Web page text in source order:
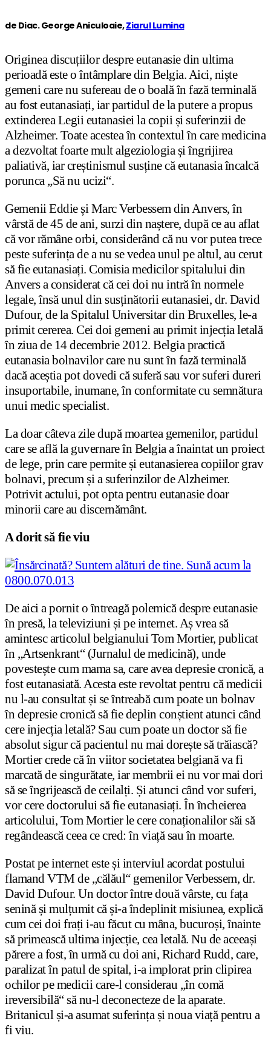
de Diac. George Aniculoaie,Ziarul Lumina
Originea discuțiilor despre eutanasie din ultima
perioadă este o întâmplare din Belgia. Aici, niște
gemeni care nu sufereau de o boală în fază terminală
au fost eutanasiați, iar partidul de la putere a propus
extinderea Legii eutanasiei la copii și suferinzii de
Alzheimer. Toate acestea în contextul în care medicina
a dezvoltat foarte mult algeziologia și îngrijirea
paliativă, iar creștinismul susține că eutanasia încalcă
porunca „Să nu ucizi“.
Gemenii Eddie și Marc Verbessem din Anvers, în
vârstă de 45 de ani, surzi din naștere, după ce au aflat
că vor rămâne orbi, considerând că nu vor putea trece
peste suferința de a nu se vedea unul pe altul, au cerut
să fie eutanasiați. Comisia medicilor spitalului din
Anvers a considerat că cei doi nu intră în normele
legale, însă unul din susținătorii eutanasiei, dr. David
Dufour, de la Spitalul Universitar din Bruxelles, le-a
primit cererea. Cei doi gemeni au primit injecția letală
în ziua de 14 decembrie 2012. Belgia practică
eutanasia bolnavilor care nu sunt în fază terminală
dacă aceștia pot dovedi că suferă sau vor suferi dureri
insuportabile, inumane, în conformitate cu semnătura
unui medic specialist.
La doar câteva zile după moartea gemenilor, partidul
care se află la guvernare în Belgia a înaintat un proiect
de lege, prin care permite și eutanasierea copiilor grav
bolnavi, precum și a suferinzilor de Alzheimer.
Potrivit actului, pot opta pentru eutanasie doar
minorii care au discernământ.
A dorit să fie viu
De aici a pornit o întreagă polemică despre eutanasie
în presă, la televiziuni și pe internet. Aș vrea să
amintesc articolul belgianului Tom Mortier, publicat
în „Artsenkrant“ (Jurnalul de medicină), unde
povestește cum mama sa, care avea depresie cronică, a
fost eutanasiată. Acesta este revoltat pentru că medicii
nu l-au consultat și se întreabă cum poate un bolnav
în depresie cronică să fie deplin conștient atunci când
cere injecția letală? Sau cum poate un doctor să fie
absolut sigur că pacientul nu mai dorește să trăiască?
Mortier crede că în viitor societatea belgiană va fi
marcată de singurătate, iar membrii ei nu vor mai dori
să se îngrijească de ceilalți. Și atunci când vor suferi,
vor cere doctorului să fie eutanasiați. În încheierea
articolului, Tom Mortier le cere conaționalilor săi să
regândească ceea ce cred: în viață sau în moarte.
Postat pe internet este și interviul acordat postului
flamand VTM de „călăul“ gemenilor Verbessem, dr.
David Dufour. Un doctor între două vârste, cu fața
senină și mulțumit că și-a îndeplinit misiunea, explică
cum cei doi frați i-au făcut cu mâna, bucuroși, înainte
să primească ultima injecție, cea letală. Nu de aceeași
părere a fost, în urmă cu doi ani, Richard Rudd, care,
paralizat în patul de spital, i-a implorat prin clipirea
ochilor pe medicii care-l considerau „în comă
ireversibilă“ să nu-l deconecteze de la aparate.
Britanicul și-a asumat suferința și noua viață pentru a
fi viu.